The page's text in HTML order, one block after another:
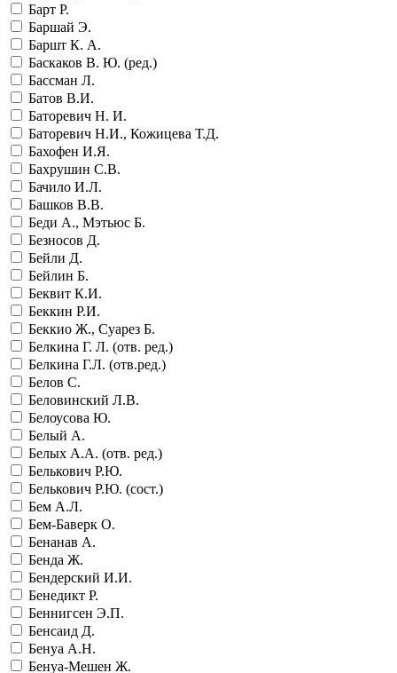
Барт Р.
Баршай Э.
Баршт К. А.
Баскаков В. Ю. (ред.)
Бассман Л.
Батов В.И.
Баторевич Н. И.
Баторевич Н.И., Кожицева Т.Д.
Бахофен И.Я.
Бахрушин С.В.
Бачило И.Л.
Башков В.В.
Беди А., Мэтьюс Б.
Безносов Д.
Бейли Д.
Бейлин Б.
Беквит К.И.
Беккин Р.И.
Беккио Ж., Суарез Б.
Белкина Г. Л. (отв. ред.)
Белкина Г.Л. (отв.ред.)
Белов С.
Беловинский Л.В.
Белоусова Ю.
Белый А.
Белых А.А. (отв. ред.)
Белькович Р.Ю.
Белькович Р.Ю. (сост.)
Бем А.Л.
Бем-Баверк О.
Бенанав А.
Бенда Ж.
Бендерский И.И.
Бенедикт Р.
Беннигсен Э.П.
Бенсаид Д.
Бенуа А.Н.
Бенуа-Мешен Ж.